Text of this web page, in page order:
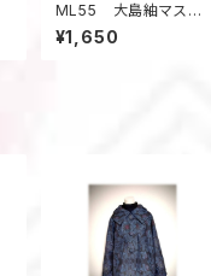
ML55 大島紬マスク
（Lサイズ・黒系・葉っぱ
柄）
¥1,650